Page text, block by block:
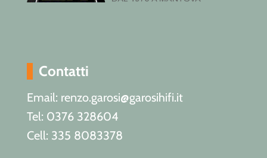
Contatti
Email: renzo.garosi@garosihifi.it
Tel: 0376 328604
Cell: 335 8083378